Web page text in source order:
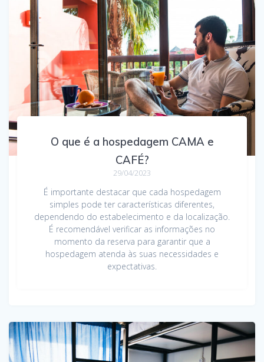
O que é a hospedagem CAMA e
CAFÉ?
29/04/2023
É importante destacar que cada hospedagem
simples pode ter características diferentes,
dependendo do estabelecimento e da localização.
É recomendável verificar as informações no
momento da reserva para garantir que a
hospedagem atenda às suas necessidades e
expectativas.